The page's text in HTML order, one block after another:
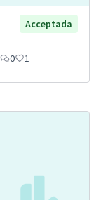
Acceptada
0 1